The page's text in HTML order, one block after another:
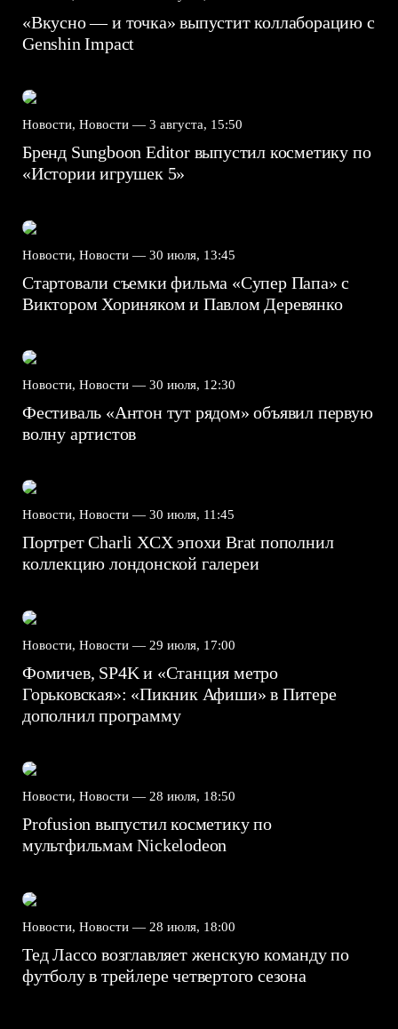
«Вкусно — и точка» выпустит коллаборацию с
Genshin Impact⁠⁠
Новости, Новости — 3 августа, 15:50
Бренд Sungboon Editor выпустил косметику по
«Истории игрушек 5»
Новости, Новости — 30 июля, 13:45
Стартовали съемки фильма «Супер Папа» с
Виктором Хориняком и Павлом Деревянко
Новости, Новости — 30 июля, 12:30
Фестиваль «Антон тут рядом» объявил первую
волну артистов
Новости, Новости — 30 июля, 11:45
Портрет Charli XCX эпохи Brat пополнил
коллекцию лондонской галереи
Новости, Новости — 29 июля, 17:00
Фомичев, SP4K и «Станция метро
Горьковская»: «Пикник Афиши» в Питере
дополнил программу
Новости, Новости — 28 июля, 18:50
Profusion выпустил косметику по
мультфильмам Nickelodeon
Новости, Новости — 28 июля, 18:00
Тед Лассо возглавляет женскую команду по
футболу в трейлере четвертого сезона